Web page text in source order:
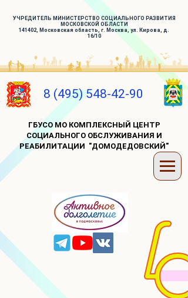
УЧРЕДИТЕЛЬ МИНИСТЕРСТВО СОЦИАЛЬНОГО РАЗВИТИЯ
МОСКОВСКОЙ ОБЛАСТИ
141402, Московская область, г. Москва, ул. Кирова, д.
16/10
8 (495) 548-42-90
ГБУСО МО КОМПЛЕКСНЫЙ ЦЕНТР
СОЦИАЛЬНОГО ОБСЛУЖИВАНИЯ И
РЕАБИЛИТАЦИИ "ДОМОДЕДОВСКИЙ"